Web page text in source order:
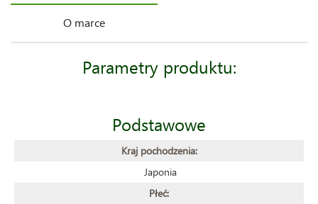
O marce
Parametry produktu:
Podstawowe
Kraj pochodzenia:
Japonia
Płeć: